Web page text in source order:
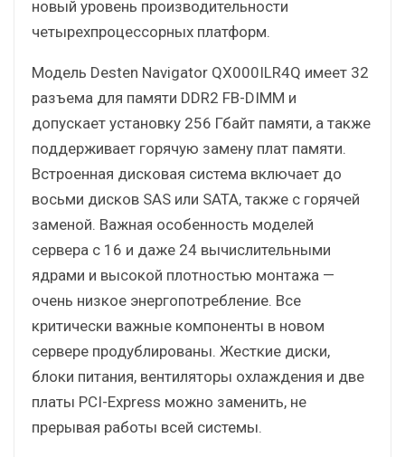
новый уровень производительности
четырехпроцессорных платформ.
Модель Desten Navigator QX000ILR4Q имеет 32
разъема для памяти DDR2 FB-DIMM и
допускает установку 256 Гбайт памяти, а также
поддерживает горячую замену плат памяти.
Встроенная дисковая система включает до
восьми дисков SAS или SATA, также с горячей
заменой. Важная особенность моделей
сервера с 16 и даже 24 вычислительными
ядрами и высокой плотностью монтажа —
очень низкое энергопотребление. Все
критически важные компоненты в новом
сервере продублированы. Жесткие диски,
блоки питания, вентиляторы охлаждения и две
платы PCI-Express можно заменить, не
прерывая работы всей системы.